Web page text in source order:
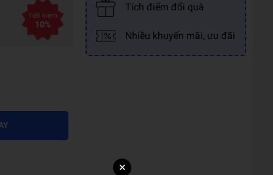
Tiết kiệm
10%
Tích điểm đổi quà
Nhiều khuyến mãi, ưu đãi
×